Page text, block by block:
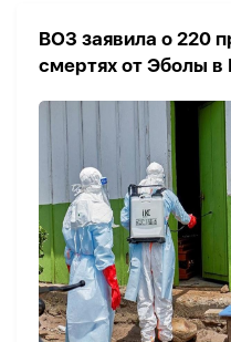
ВОЗ заявила о 220
смертях от Эболы в